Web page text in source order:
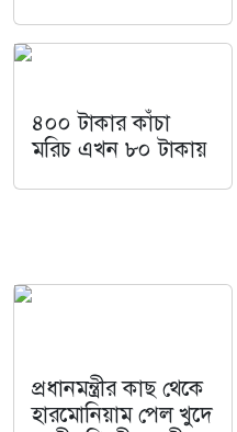
৪০০ টাকার কাঁচা
মরিচ এখন ৮০ টাকায়
প্রধানমন্ত্রীর কাছ থেকে
হারমোনিয়াম পেল খুদে